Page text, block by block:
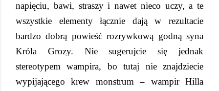
napięciu, bawi, straszy i nawet nieco uczy, a te
wszystkie elementy łącznie dają w rezultacie
bardzo dobrą powieść rozrywkową godną syna
Króla Grozy. Nie sugerujcie się jednak
stereotypem wampira, bo tutaj nie znajdziecie
wypijającego krew monstrum – wampir Hilla